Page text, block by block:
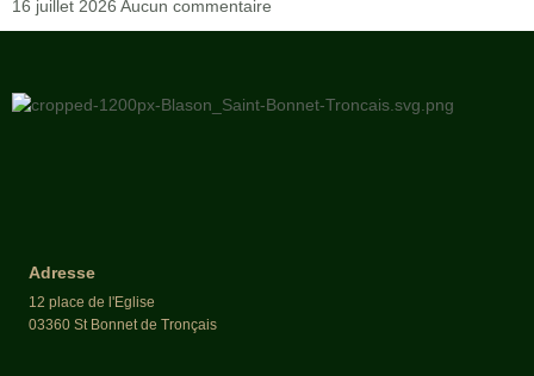
16 juillet 2026 Aucun commentaire
Adresse
12 place de l'Eglise
03360 St Bonnet de Tronçais